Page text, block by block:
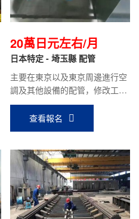
20萬日元左右/月
日本特定 - 埼玉縣 配管
主要在東京以及東京周邊進行空
調及其他設備的配管，修改工
作。
查看報名